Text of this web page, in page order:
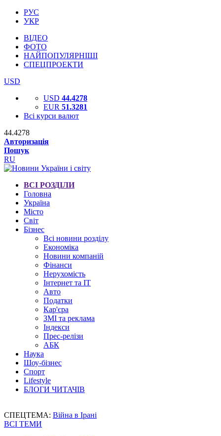
РУС
УКР
ВІДЕО
ФОТО
НАЙПОПУЛЯРНІШІ
СПЕЦПРОЕКТИ
USD
USD 44.4278
EUR 51.3281
Всі курси валют
44.4278
Авторизація
Пошук
RU
ВСІ РОЗДІЛИ
Головна
Україна
Місто
Світ
Бізнес
Всі новини розділу
Економіка
Новини компаній
Фінанси
Нерухомість
Інтернет та IT
Авто
Податки
Кар'єра
ЗМІ та реклама
Індекси
Прес-релізи
АБК
Наука
Шоу-бізнес
Спорт
Lifestyle
БЛОГИ ЧИТАЧІВ
СПЕЦТЕМА: Війна в Ірані
ВСІ ТЕМИ